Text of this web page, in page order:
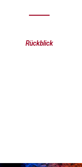
Rückblick